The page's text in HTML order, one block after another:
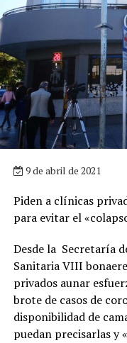
9 de abril de 2021
Piden a clínicas
para evitar el
Desde la Secretaría
Sanitaria VIII
privados aunar
brote de casos de
disponibilidad de
puedan precisarlas y